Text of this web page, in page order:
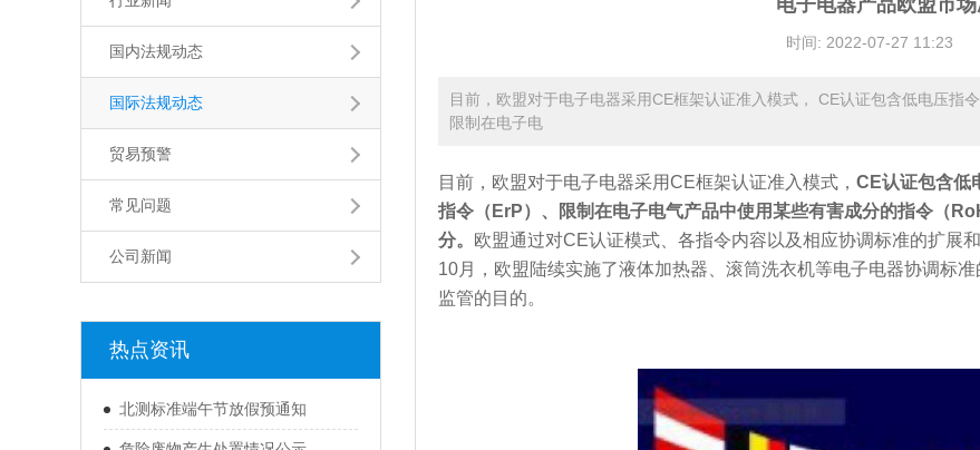
国内法规动态
国际法规动态
贸易预警
常见问题
公司新闻
热点资讯
北测标准端午节放假预通知
电子电器产品欧盟市
时间: 2022-07-27 11:23
目前，欧盟对于电子电器采用CE框架认证准入模式， CE认证包含低电压指
限制在电子电
目前，欧盟对于电子电器采用CE框架认证准入模式， CE认证包含低
指令（ErP）、限制在电子电气产品中使用某些有害成分的指令（
分。 欧盟通过对CE认证模式、各指令内容以及相应协调标准的扩展
10月，欧盟陆续实施了液体加热器、滚筒洗衣机等电子电器协调标
监管的目的。